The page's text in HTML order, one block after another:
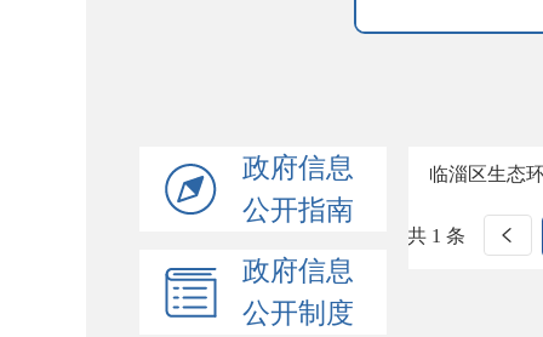
政府信息
公开指南
政府信息
公开制度
临淄区生态
共 1 条